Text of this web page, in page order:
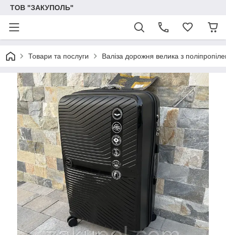
ТОВ "ЗАКУПОЛЬ"
Товари та послуги Валіза дорожня велика з